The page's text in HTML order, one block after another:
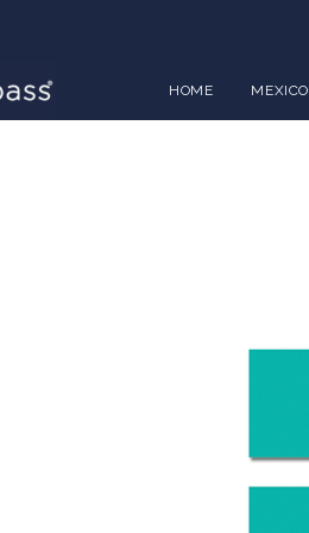
HOME MEXICO